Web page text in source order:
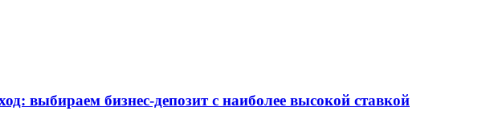
выбираем бизнес-депозит с наиболее высокой ставкой